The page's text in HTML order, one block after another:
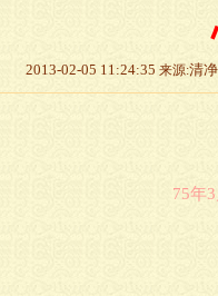
2013-02-05 11:24:35 来源:清
75年